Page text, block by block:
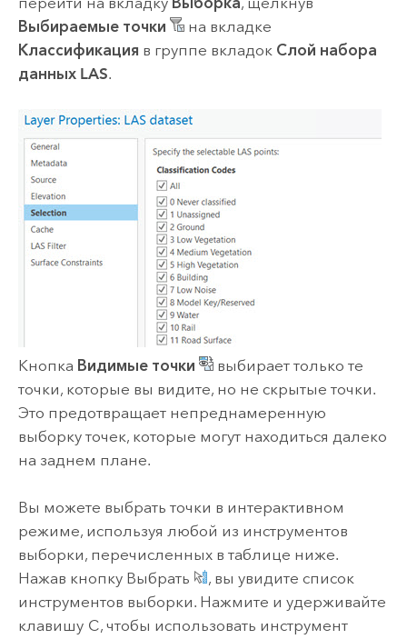
Выбираемые точки
на вкладке
Классификация в группе вкладок Слой набора
данных LAS.
Кнопка Видимые точки
выбирает только те
точки, которые вы видите, но не скрытые точки.
Это предотвращает непреднамеренную
выборку точек, которые могут находиться далеко
на заднем плане.
Вы можете выбрать точки в интерактивном
режиме, используя любой из инструментов
выборки, перечисленных в таблице ниже.
Нажав кнопку Выбрать
, вы увидите список
инструментов выборки. Нажмите и удерживайте
клавишу C, чтобы использовать инструмент